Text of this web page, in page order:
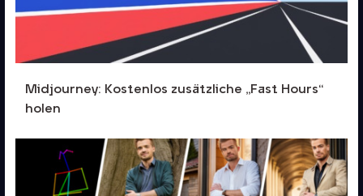
Midjourney: Kostenlos zusätzliche „Fast Hours“
holen